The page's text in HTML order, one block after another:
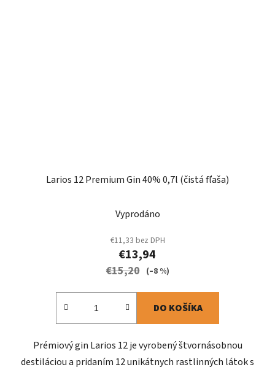
Larios 12 Premium Gin 40% 0,7l (čistá fľaša)
Vyprodáno
€11,33 bez DPH
€13,94
€15,20 (–8 %)
DO KOŠÍKA
Prémiový gin Larios 12 je vyrobený štvornásobnou
destiláciou a pridaním 12 unikátnych rastlinných látok s